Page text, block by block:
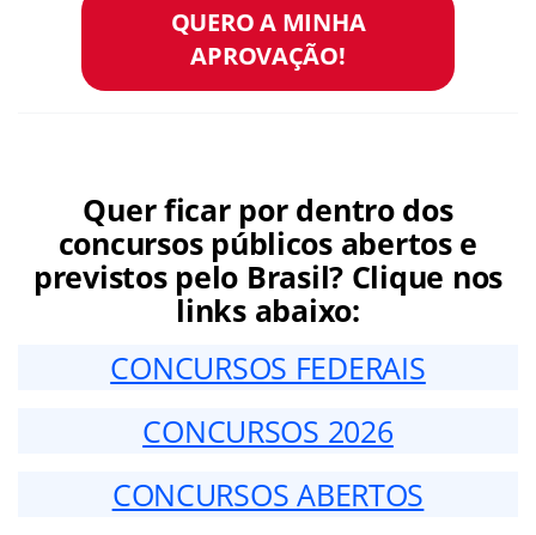
QUERO A MINHA
APROVAÇÃO!
Quer ficar por dentro dos
concursos públicos abertos e
previstos pelo Brasil? Clique nos
links abaixo:
CONCURSOS FEDERAIS
CONCURSOS 2026
CONCURSOS ABERTOS